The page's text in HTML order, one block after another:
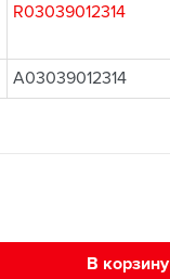
R03039012314
A03039012314
В корзину